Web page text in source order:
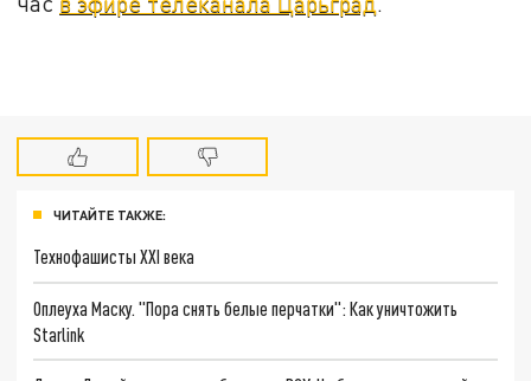
ЧИТАЙТЕ ТАКЖЕ:
Технофашисты XXI века
Оплеуха Маску. "Пора снять белые перчатки": Как уничтожить
Starlink